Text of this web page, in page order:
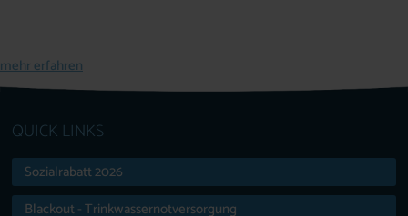
mehr erfahren
QUICK LINKS
Sozialrabatt 2026
Blackout - Trinkwassernotversorgung